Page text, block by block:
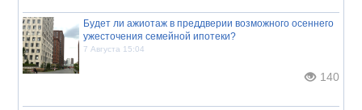
Будет ли ажиотаж в преддверии возможного осеннего
ужесточения семейной ипотеки?
7 Августа 15:04
140